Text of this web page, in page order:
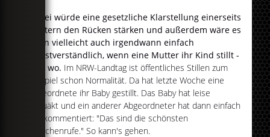
Dabei würde eine gesetzliche Klarstellung einerseits
Müttern den Rücken stärken und außerdem wäre es
dann vielleicht auch irgendwann einfach
selbstverständlich, wenn eine Mutter ihr Kind stillt -
egal wo. Im NRW-Landtag ist öffentliches Stillen zum
Beispiel schon Normalität. Da hat letzte Woche eine
Abgeordnete ihr Baby gestillt. Das Baby hat leise
gequäkt und ein anderer Abgeordneter hat dann einfach
nur kommentiert: "Das sind die schönsten
Zwischenrufe." So kann's gehen.